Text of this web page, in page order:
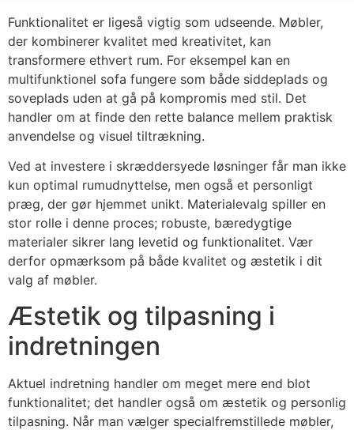
Funktionalitet er ligeså vigtig som udseende. Møbler,
der kombinerer kvalitet med kreativitet, kan
transformere ethvert rum. For eksempel kan en
multifunktionel sofa fungere som både siddeplads og
soveplads uden at gå på kompromis med stil. Det
handler om at finde den rette balance mellem praktisk
anvendelse og visuel tiltrækning.
Ved at investere i skræddersyede løsninger får man ikke
kun optimal rumudnyttelse, men også et personligt
præg, der gør hjemmet unikt. Materialevalg spiller en
stor rolle i denne proces; robuste, bæredygtige
materialer sikrer lang levetid og funktionalitet. Vær
derfor opmærksom på både kvalitet og æstetik i dit
valg af møbler.
Æstetik og tilpasning i
indretningen
Aktuel indretning handler om meget mere end blot
funktionalitet; det handler også om æstetik og personlig
tilpasning. Når man vælger specialfremstillede møbler,